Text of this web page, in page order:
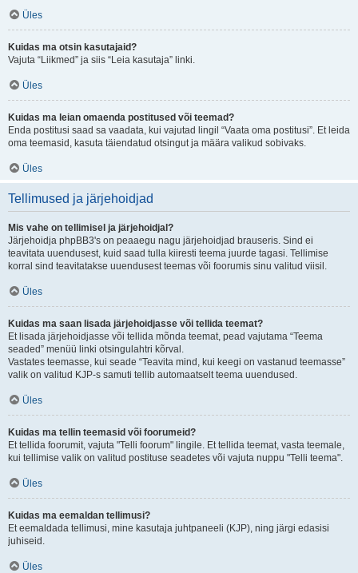
Üles
Kuidas ma otsin kasutajaid?
Vajuta “Liikmed” ja siis “Leia kasutaja” linki.
Üles
Kuidas ma leian omaenda postitused või teemad?
Enda postitusi saad sa vaadata, kui vajutad lingil “Vaata oma postitusi”. Et leida
oma teemasid, kasuta täiendatud otsingut ja määra valikud sobivaks.
Üles
Tellimused ja järjehoidjad
Mis vahe on tellimisel ja järjehoidjal?
Järjehoidja phpBB3's on peaaegu nagu järjehoidjad brauseris. Sind ei
teavitata uuendusest, kuid saad tulla kiiresti teema juurde tagasi. Tellimise
korral sind teavitatakse uuendusest teemas või foorumis sinu valitud viisil.
Üles
Kuidas ma saan lisada järjehoidjasse või tellida teemat?
Et lisada järjehoidjasse või tellida mõnda teemat, pead vajutama “Teema
seaded” menüü linki otsingulahtri kõrval.
Vastates teemasse, kui seade “Teavita mind, kui keegi on vastanud teemasse”
valik on valitud KJP-s samuti tellib automaatselt teema uuendused.
Üles
Kuidas ma tellin teemasid või foorumeid?
Et tellida foorumit, vajuta "Telli foorum" lingile. Et tellida teemat, vasta teemale,
kui tellimise valik on valitud postituse seadetes või vajuta nuppu "Telli teema".
Üles
Kuidas ma eemaldan tellimusi?
Et eemaldada tellimusi, mine kasutaja juhtpaneeli (KJP), ning järgi edasisi
juhiseid.
Üles